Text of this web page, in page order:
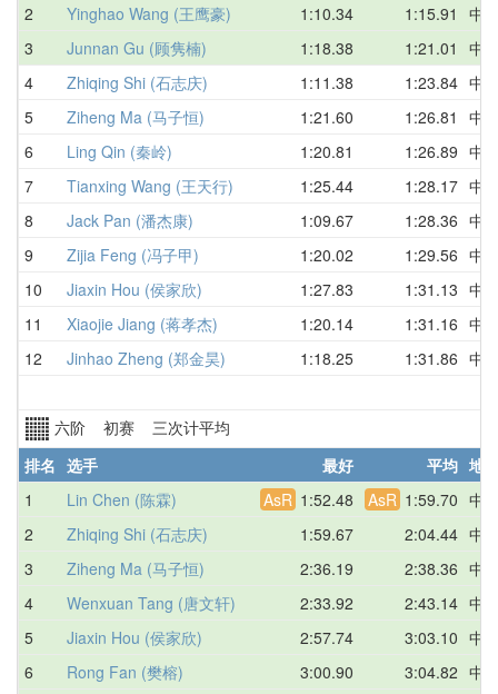
2
Yinghao Wang (王鹰豪) 1:10.34 1:15.91
中
3
Junnan Gu (顾隽楠) 1:18.38 1:21.01
中
4
Zhiqing Shi (石志庆) 1:11.38 1:23.84 中
5
Ziheng Ma (马子恒) 1:21.60 1:26.81
中
6
Ling Qin (秦岭) 1:20.81 1:26.89 中
7
Tianxing Wang (王天行) 1:25.44 1:28.17 中
8
Jack Pan (潘杰康) 1:09.67 1:28.36 中
9
Zijia Feng (冯子甲) 1:20.02 1:29.56 中
10
Jiaxin Hou (侯家欣) 1:27.83 1:31.13 中
11
Xiaojie Jiang (蒋孝杰) 1:20.14 1:31.16 中
12
Jinhao Zheng (郑金昊) 1:18.25 1:31.86 中
六阶 初赛 三次计平均
排名 选手 最好 平均 地
1
Lin Chen (陈霖) AsR 1:52.48 AsR 1:59.70 中
2
Zhiqing Shi (石志庆) 1:59.67 2:04.44 中
3
Ziheng Ma (马子恒) 2:36.19 2:38.36 中
4
Wenxuan Tang (唐文轩) 2:33.92 2:43.14 中
5
Jiaxin Hou (侯家欣) 2:57.74 3:03.10 中
6
Rong Fan (樊榕) 3:00.90 3:04.82 中